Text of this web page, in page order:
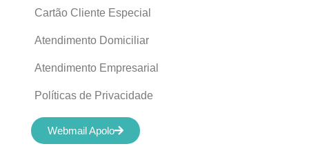
Cartão Cliente Especial
Atendimento Domiciliar
Atendimento Empresarial
Políticas de Privacidade
Webmail Apolo